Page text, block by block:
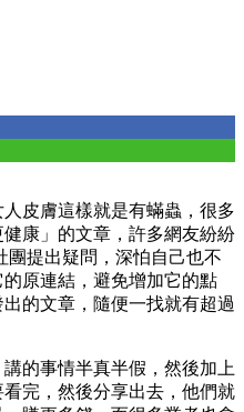
皮膚這樣就是有蟎蟲，很多
康」的文章，許多網友紛紛
團提出疑問，深怕自己也不
原連結，避免增加它的點
的文章，隨便一找就有超過
的事情半真半假，然後加上
完，然後分享出去，他們就